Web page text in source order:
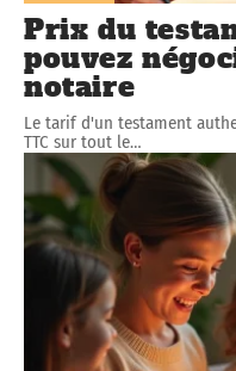
Prix du
pouvez
notaire
Le tarif d'un testament
TTC sur tout le…